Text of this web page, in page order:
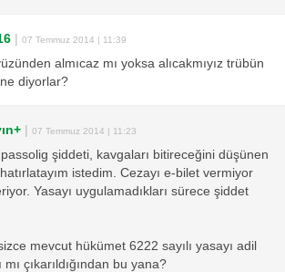
| 07 Temmuz 2014 | 11:39
almıcaz mı yoksa alıcakmıyız trübün
diyorlar?
| 07 Temmuz 2014 | 11:23
şiddeti, kavgaları bitireceğini düşünen
istedim. Cezayı e-bilet vermiyor
Yasayı uygulamadıkları sürece şiddet
mevcut hükümet 6222 sayılı yasayı adil
çıkarıldığından bu yana?